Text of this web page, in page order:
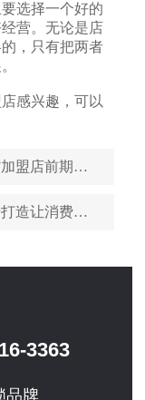
选择一个好的
营。无论是店
，只有把两者
感兴趣，可以
准备工作有哪些
心满意的好品牌
3363
品牌